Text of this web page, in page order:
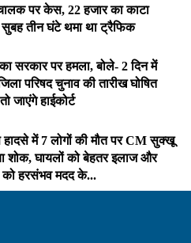
पर केस, 22 हजार का काटा
सुबह तीन घंटे थमा था ट्रैफिक
सरकार पर हमला, बोले- 2 दिन में
परिषद चुनाव की तारीख घोषित
जाएंगे हाईकोर्ट
हादसे में 7 लोगों की मौत पर CM सुक्खू
शोक, घायलों को बेहतर इलाज और
को हरसंभव मदद के...